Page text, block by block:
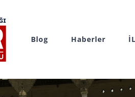
Blog Haberler